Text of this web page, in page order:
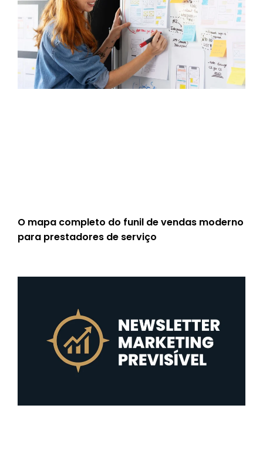
O mapa completo do funil de vendas moderno
para prestadores de serviço